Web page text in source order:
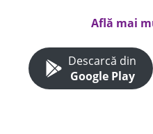
Află mai
Descarcă din
Google Play